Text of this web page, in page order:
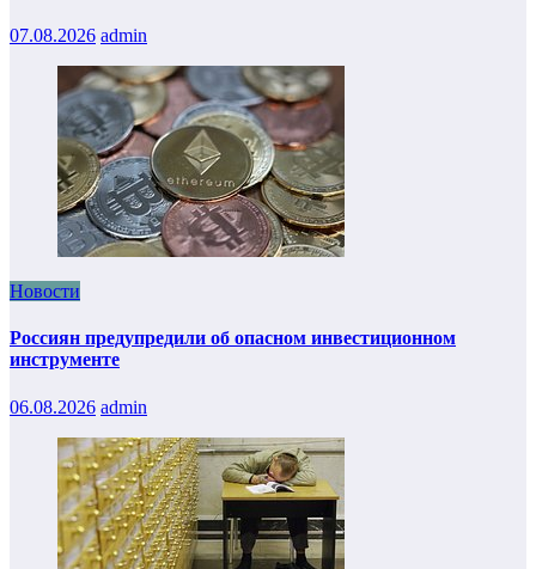
07.08.2026 admin
Новости
Россиян предупредили об опасном инвестиционном
инструменте
06.08.2026 admin